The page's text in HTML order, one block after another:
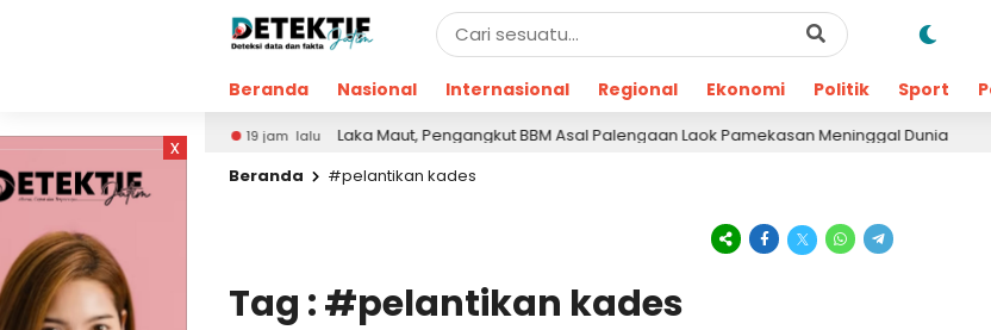
Beranda Nasional Internasional Regional Ekonomi Politik Sport
x
di Wonogiri 19 jam lalu Laka Maut, Pengangkut BBM Asal Palengaan Laok Pamekasan Meninggal Dunia 22 jam
Beranda
#pelantikan kades
Tag : #pelantikan kades